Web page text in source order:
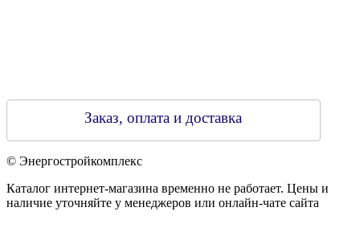
Заказ, оплата и доставка
© Энергостройкомплекс
Каталог интернет-магазина временно не работает. Цены и
наличие уточняйте у менеджеров или онлайн-чате сайта